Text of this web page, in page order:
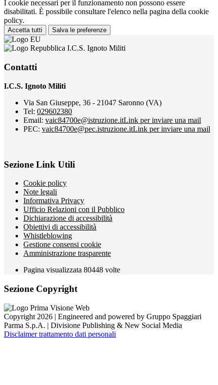
I cookie necessari per il funzionamento non possono essere
disabilitati. È possibile consultare l'elenco nella pagina della cookie
policy.
Accetta tutti Salva le preferenze
I.C.S. Ignoto Militi
Contatti
I.C.S. Ignoto Militi
Via San Giuseppe, 36 - 21047 Saronno (VA)
Tel: 029602380
Email: vaic84700e@istruzione.itLink per inviare una mail
PEC: vaic84700e@pec.istruzione.itLink per inviare una mail
Sezione Link Utili
Cookie policy
Note legali
Informativa Privacy
Ufficio Relazioni con il Pubblico
Dichiarazione di accessibilità
Obiettivi di accessibilità
Whistleblowing
Gestione consensi cookie
Amministrazione trasparente
Pagina visualizzata 80448 volte
Sezione Copyright
Copyright 2026 | Engineered and powered by Gruppo Spaggiari
Parma S.p.A. | Divisione Publishing & New Social Media
Disclaimer trattamento dati personali